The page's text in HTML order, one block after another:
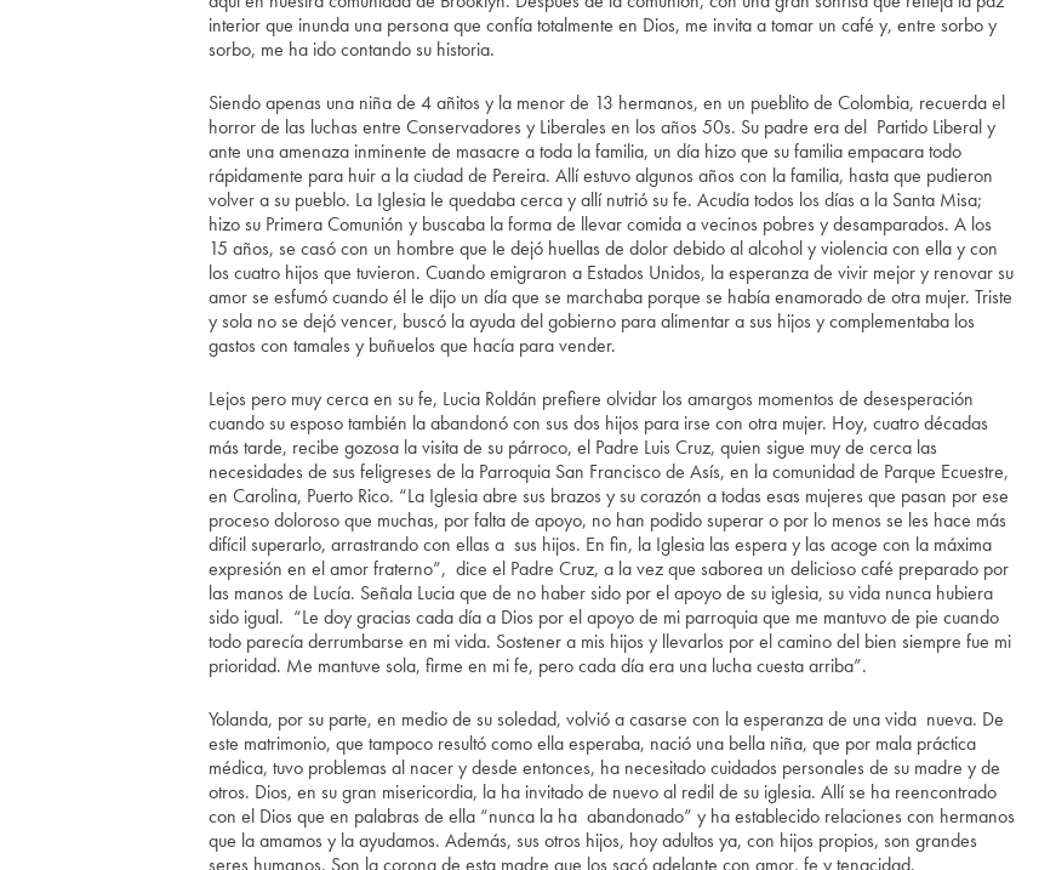
interior que inunda una persona que confía totalmente en Dios, me invita a tomar un café y, entre sorbo y
sorbo, me ha ido contando su historia.
Siendo apenas una niña de 4 añitos y la menor de 13 hermanos, en un pueblito de Colombia, recuerda el
horror de las luchas entre Conservadores y Liberales en los años 50s. Su padre era del Partido Liberal y
ante una amenaza inminente de masacre a toda la familia, un día hizo que su familia empacara todo
rápidamente para huir a la ciudad de Pereira. Allí estuvo algunos años con la familia, hasta que pudieron
volver a su pueblo. La Iglesia le quedaba cerca y allí nutrió su fe. Acudía todos los días a la Santa Misa;
hizo su Primera Comunión y buscaba la forma de llevar comida a vecinos pobres y desamparados. A los
15 años, se casó con un hombre que le dejó huellas de dolor debido al alcohol y violencia con ella y con
los cuatro hijos que tuvieron. Cuando emigraron a Estados Unidos, la esperanza de vivir mejor y renovar su
amor se esfumó cuando él le dijo un día que se marchaba porque se había enamorado de otra mujer. Triste
y sola no se dejó vencer, buscó la ayuda del gobierno para alimentar a sus hijos y complementaba los
gastos con tamales y buñuelos que hacía para vender.
Lejos pero muy cerca en su fe, Lucia Roldán prefiere olvidar los amargos momentos de desesperación
cuando su esposo también la abandonó con sus dos hijos para irse con otra mujer. Hoy, cuatro décadas
más tarde, recibe gozosa la visita de su párroco, el Padre Luis Cruz, quien sigue muy de cerca las
necesidades de sus feligreses de la Parroquia San Francisco de Asís, en la comunidad de Parque Ecuestre,
en Carolina, Puerto Rico. “La Iglesia abre sus brazos y su corazón a todas esas mujeres que pasan por ese
proceso doloroso que muchas, por falta de apoyo, no han podido superar o por lo menos se les hace más
difícil superarlo, arrastrando con ellas a sus hijos. En fin, la Iglesia las espera y las acoge con la máxima
expresión en el amor fraterno”, dice el Padre Cruz, a la vez que saborea un delicioso café preparado por
las manos de Lucía. Señala Lucia que de no haber sido por el apoyo de su iglesia, su vida nunca hubiera
sido igual. “Le doy gracias cada día a Dios por el apoyo de mi parroquia que me mantuvo de pie cuando
todo parecía derrumbarse en mi vida. Sostener a mis hijos y llevarlos por el camino del bien siempre fue mi
prioridad. Me mantuve sola, firme en mi fe, pero cada día era una lucha cuesta arriba”.
Yolanda, por su parte, en medio de su soledad, volvió a casarse con la esperanza de una vida nueva. De
este matrimonio, que tampoco resultó como ella esperaba, nació una bella niña, que por mala práctica
médica, tuvo problemas al nacer y desde entonces, ha necesitado cuidados personales de su madre y de
otros. Dios, en su gran misericordia, la ha invitado de nuevo al redil de su iglesia. Allí se ha reencontrado
con el Dios que en palabras de ella “nunca la ha abandonado” y ha establecido relaciones con hermanos
que la amamos y la ayudamos. Además, sus otros hijos, hoy adultos ya, con hijos propios, son grandes
seres humanos. Son la corona de esta madre que los sacó adelante con amor, fe y tenacidad.